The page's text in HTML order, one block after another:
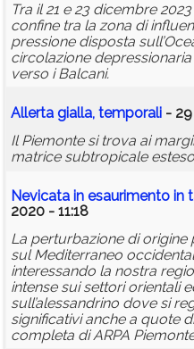
Tra il 21 e 23 dicembre
confine tra la zona di
pressione disposta
circolazione
verso i Balcani.
Allerta gialla, temporali -
Il Piemonte si trova ai
matrice subtropicale
Nevicata in esaurimento in
2020 - 11:18
La perturbazione di
sul Mediterraneo
interessando la nostra
intense sui settori orientali
sull’alessandrino dove si
significativi anche a quote
completa di ARPA